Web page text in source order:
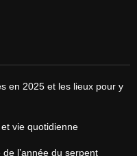
en 2025 et les lieux pour y
vie quotidienne
l’année du serpent